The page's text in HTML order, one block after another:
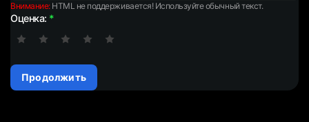
Внимание:HTML не поддерживается! Используйте обычный текст.
Оценка:
Продолжить